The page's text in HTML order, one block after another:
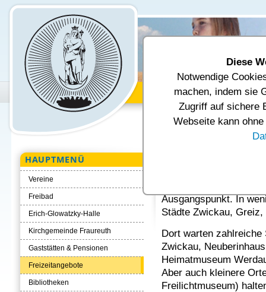
Diese
Notwendige
machen, indem sie
Zugriff auf sichere
Webseite kann
Unsere Gemeinde
Aktuelle Seite:
Städte im Umkreis
Ausgangspunkt. In
Städte Zwickau,
Dort warten zahlreiche
Zwickau,
Heimatmuseum
Aber auch kleinere
Freilichtmuseum)
HAUPTMENÜ
Vereine
Freibad
Erich-Glowatzky-Halle
Kirchgemeinde Fraureuth
Gaststätten & Pensionen
Freizeitangebote
Bibliotheken